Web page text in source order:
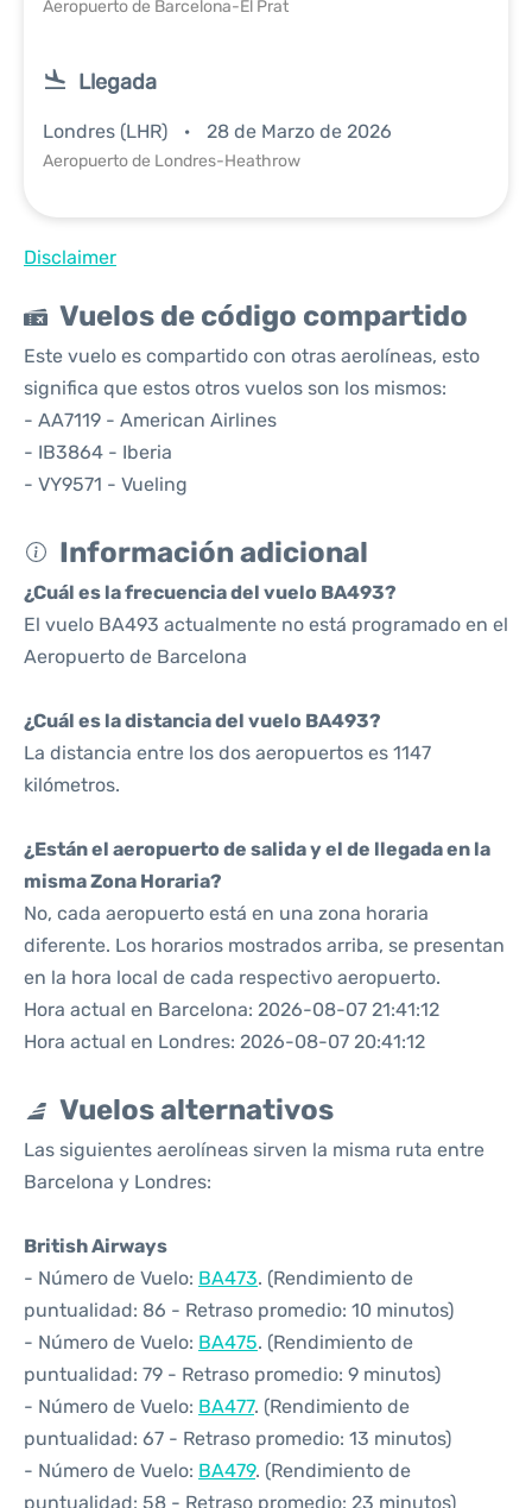
Aeropuerto de Barcelona-El Prat
Llegada
Londres (LHR) 28 de Marzo de 2026
Aeropuerto de Londres-Heathrow
Disclaimer
Vuelos de código compartido
Este vuelo es compartido con otras aerolíneas, esto
significa que estos otros vuelos son los mismos:
- AA7119 - American Airlines
- IB3864 - Iberia
- VY9571 - Vueling
Información adicional
¿Cuál es la frecuencia del vuelo BA493?
El vuelo BA493 actualmente no está programado en el
Aeropuerto de Barcelona
¿Cuál es la distancia del vuelo BA493?
La distancia entre los dos aeropuertos es 1147
kilómetros.
¿Están el aeropuerto de salida y el de llegada en la
misma Zona Horaria?
No, cada aeropuerto está en una zona horaria
diferente. Los horarios mostrados arriba, se presentan
en la hora local de cada respectivo aeropuerto.
Hora actual en Barcelona: 2026-08-07 21:41:12
Hora actual en Londres: 2026-08-07 20:41:12
Vuelos alternativos
Las siguientes aerolíneas sirven la misma ruta entre
Barcelona y Londres:
British Airways
- Número de Vuelo: BA473. (Rendimiento de
puntualidad: 86 - Retraso promedio: 10 minutos)
- Número de Vuelo: BA475. (Rendimiento de
puntualidad: 79 - Retraso promedio: 9 minutos)
- Número de Vuelo: BA477. (Rendimiento de
puntualidad: 67 - Retraso promedio: 13 minutos)
- Número de Vuelo: BA479. (Rendimiento de
puntualidad: 58 - Retraso promedio: 23 minutos)